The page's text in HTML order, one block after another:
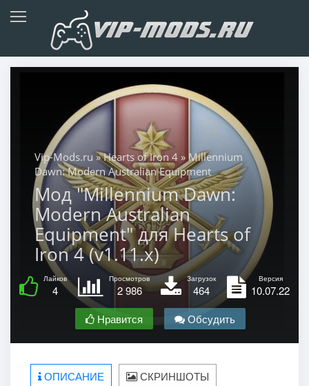
Vip-Mods.ru»Hearts of Iron 4» Millennium
Dawn: Modern Australian Equipment
Мод "Millennium Dawn:
Modern Australian
Equipment" для Hearts of
Iron 4 (v1.11.x)
Лайков
4
Просмотров
2 986
Загрузок
464
Версия
10.07.22
Нравится
Обсудить
ОПИСАНИЕ СКРИНШОТЫ